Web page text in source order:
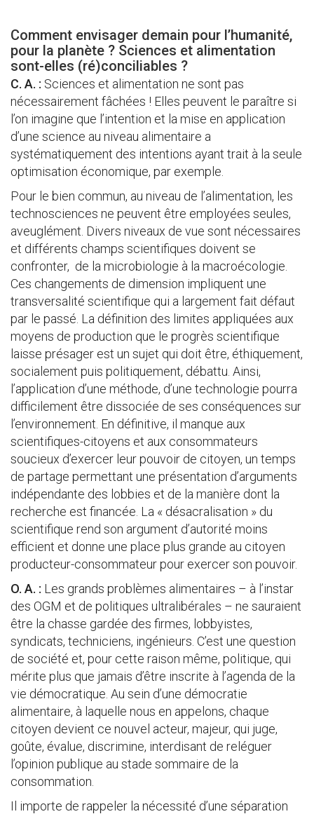
Comment envisager demain pour l’humanité,
pour la planète ? Sciences et alimentation
sont-elles (ré)conciliables ?
C. A. : Sciences et alimentation ne sont pas
nécessairement fâchées ! Elles peuvent le paraître si
l’on imagine que l’intention et la mise en application
d’une science au niveau alimentaire a
systématiquement des intentions ayant trait à la seule
optimisation économique, par exemple.
Pour le bien commun, au niveau de l’alimentation, les
technosciences ne peuvent être employées seules,
aveuglément. Divers niveaux de vue sont nécessaires
et différents champs scientifiques doivent se
confronter, de la microbiologie à la macroécologie.
Ces changements de dimension impliquent une
transversalité scientifique qui a largement fait défaut
par le passé. La définition des limites appliquées aux
moyens de production que le progrès scientifique
laisse présager est un sujet qui doit être, éthiquement,
socialement puis politiquement, débattu. Ainsi,
l’application d’une méthode, d’une technologie pourra
difficilement être dissociée de ses conséquences sur
l’environnement. En définitive, il manque aux
scientifiques-citoyens et aux consommateurs
soucieux d’exercer leur pouvoir de citoyen, un temps
de partage permettant une présentation d’arguments
indépendante des lobbies et de la manière dont la
recherche est financée. La « désacralisation » du
scientifique rend son argument d’autorité moins
efficient et donne une place plus grande au citoyen
producteur-consommateur pour exercer son pouvoir.
O. A. : Les grands problèmes alimentaires – à l’instar
des OGM et de politiques ultralibérales – ne sauraient
être la chasse gardée des firmes, lobbyistes,
syndicats, techniciens, ingénieurs. C’est une question
de société et, pour cette raison même, politique, qui
mérite plus que jamais d’être inscrite à l’agenda de la
vie démocratique. Au sein d’une démocratie
alimentaire, à laquelle nous en appelons, chaque
citoyen devient ce nouvel acteur, majeur, qui juge,
goûte, évalue, discrimine, interdisant de reléguer
l’opinion publique au stade sommaire de la
consommation.
Il importe de rappeler la nécessité d’une séparation